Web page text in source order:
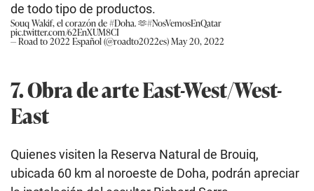
de todo tipo de productos.
Souq Wakif, el corazón de#Doha. 🫶#NosVemosEnQatar
pic.twitter.com/62EnXUM8CI
— Road to 2022 Español (@roadto2022es)May 20, 2022
7. Obra de arte East-West/West-
East
Quienes visiten la Reserva Natural de Brouiq,
ubicada 60 km al noroeste de Doha, podrán apreciar